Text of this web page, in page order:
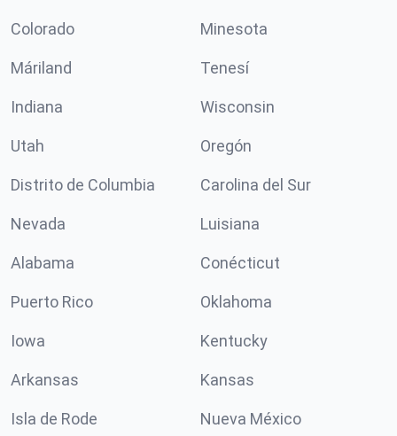
Colorado Minesota
Máriland Tenesí
Indiana Wisconsin
Utah Oregón
Distrito de Columbia Carolina del Sur
Nevada Luisiana
Alabama Conécticut
Puerto Rico Oklahoma
Iowa Kentucky
Arkansas Kansas
Isla de Rode Nueva México